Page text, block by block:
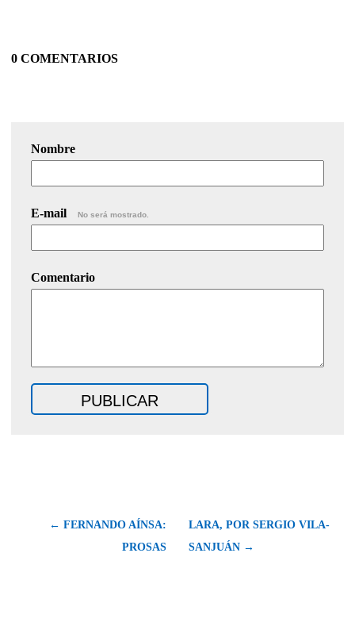
0 COMENTARIOS
Nombre
E-mail No será mostrado.
Comentario
← FERNANDO AÍNSA:
PROSAS
LARA, POR SERGIO VILA-
SANJUÁN →